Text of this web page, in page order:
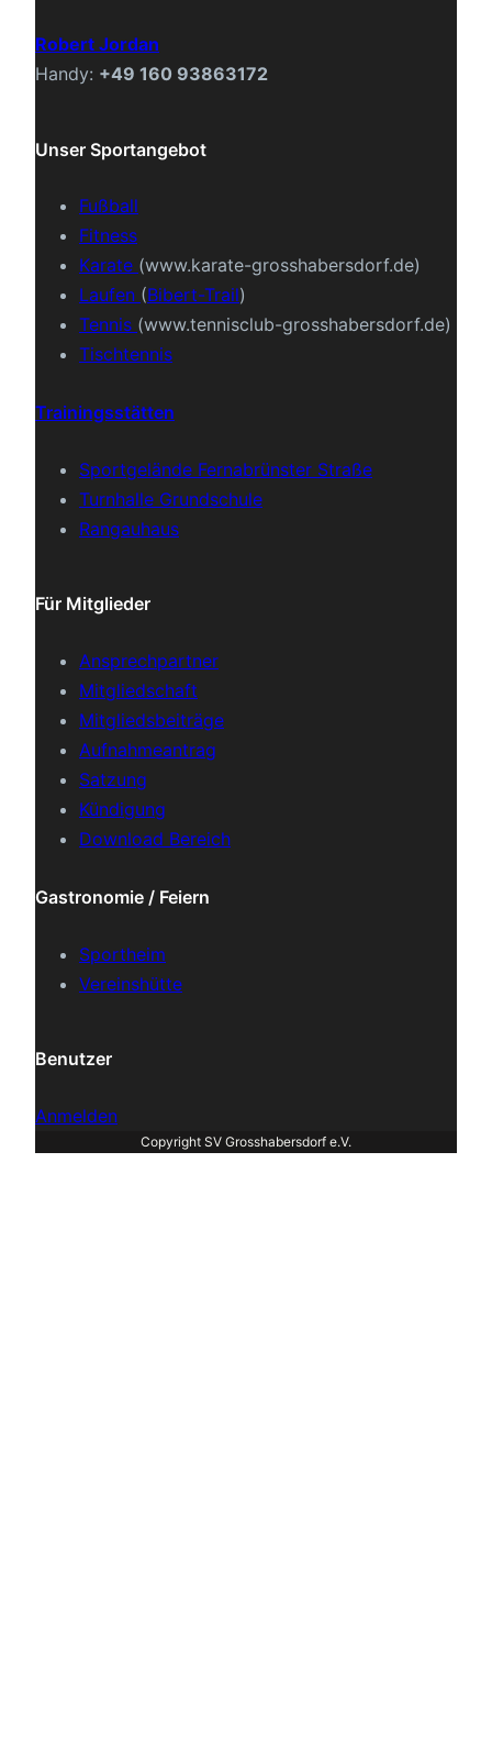
Robert Jordan
Handy: +49 160 93863172
Unser Sportangebot
Fußball
Fitness
Karate (www.karate-grosshabersdorf.de)
Laufen (Bibert-Trail)
Tennis (www.tennisclub-grosshabersdorf.de)
Tischtennis
Trainingsstätten
Sportgelände Fernabrünster Straße
Turnhalle Grundschule
Rangauhaus
Für Mitglieder
Ansprechpartner
Mitgliedschaft
Mitgliedsbeiträge
Aufnahmeantrag
Satzung
Kündigung
Download Bereich
Gastronomie / Feiern
Sportheim
Vereinshütte
Benutzer
Anmelden
Copyright SV Grosshabersdorf e.V.